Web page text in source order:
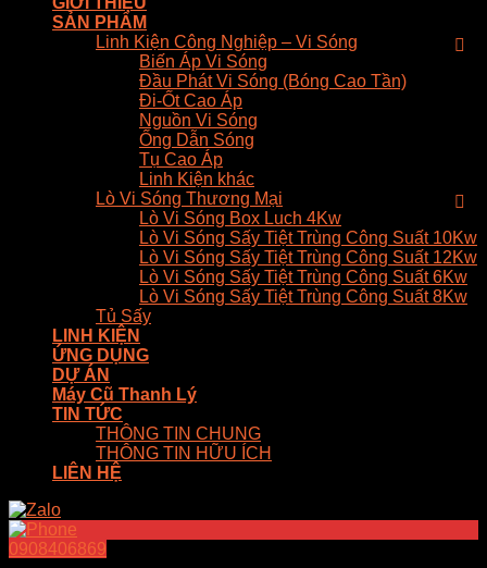
SẢN PHẨM
Linh Kiện Công Nghiệp – Vi Sóng
Biến Áp Vi Sóng
Đầu Phát Vi Sóng (Bóng Cao Tần)
Đi-Ốt Cao Áp
Nguồn Vi Sóng
Ống Dẫn Sóng
Tụ Cao Áp
Linh Kiện khác
Lò Vi Sóng Thương Mại
Lò Vi Sóng Box Luch 4Kw
Lò Vi Sóng Sấy Tiệt Trùng Công Suất 10Kw
Lò Vi Sóng Sấy Tiệt Trùng Công Suất 12Kw
Lò Vi Sóng Sấy Tiệt Trùng Công Suất 6Kw
Lò Vi Sóng Sấy Tiệt Trùng Công Suất 8Kw
Tủ Sấy
LINH KIỆN
ỨNG DỤNG
DỰ ÁN
Máy Cũ Thanh Lý
TIN TỨC
THÔNG TIN CHUNG
THÔNG TIN HỮU ÍCH
LIÊN HỆ
0908406869